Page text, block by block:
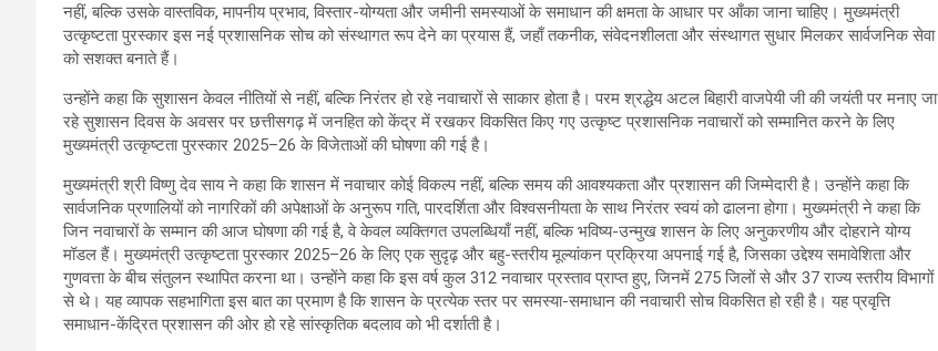
नहीं, बल्कि उसके वास्तविक, मापनीय प्रभाव, विस्तार-योग्यता और जमीनी समस्याओं के समाधान की क्षमता के आधार पर आँका जाना चाहिए। मुख्यमंत्री
उत्कृष्टता पुरस्कार इस नई प्रशासनिक सोच को संस्थागत रूप देने का प्रयास हैं, जहाँ तकनीक, संवेदनशीलता और संस्थागत सुधार मिलकर सार्वजनिक सेवा
को सशक्त बनाते हैं।
उन्होंने कहा कि सुशासन केवल नीतियों से नहीं, बल्कि निरंतर हो रहे नवाचारों से साकार होता है। परम श्रद्धेय अटल बिहारी वाजपेयी जी की जयंती पर मनाए जा
रहे सुशासन दिवस के अवसर पर छत्तीसगढ़ में जनहित को केंद्र में रखकर विकसित किए गए उत्कृष्ट प्रशासनिक नवाचारों को सम्मानित करने के लिए
मुख्यमंत्री उत्कृष्टता पुरस्कार 2025–26 के विजेताओं की घोषणा की गई है।
मुख्यमंत्री श्री विष्णु देव साय ने कहा कि शासन में नवाचार कोई विकल्प नहीं, बल्कि समय की आवश्यकता और प्रशासन की जिम्मेदारी है। उन्होंने कहा कि
सार्वजनिक प्रणालियों को नागरिकों की अपेक्षाओं के अनुरूप गति, पारदर्शिता और विश्वसनीयता के साथ निरंतर स्वयं को ढालना होगा। मुख्यमंत्री ने कहा कि
जिन नवाचारों के सम्मान की आज घोषणा की गई है, वे केवल व्यक्तिगत उपलब्धियाँ नहीं, बल्कि भविष्य-उन्मुख शासन के लिए अनुकरणीय और दोहराने योग्य
मॉडल हैं। मुख्यमंत्री उत्कृष्टता पुरस्कार 2025–26 के लिए एक सुदृढ़ और बहु-स्तरीय मूल्यांकन प्रक्रिया अपनाई गई है, जिसका उद्देश्य समावेशिता और
गुणवत्ता के बीच संतुलन स्थापित करना था। उन्होंने कहा कि इस वर्ष कुल 312 नवाचार प्रस्ताव प्राप्त हुए, जिनमें 275 जिलों से और 37 राज्य स्तरीय विभागों
से थे। यह व्यापक सहभागिता इस बात का प्रमाण है कि शासन के प्रत्येक स्तर पर समस्या-समाधान की नवाचारी सोच विकसित हो रही है। यह प्रवृत्ति
समाधान-केंद्रित प्रशासन की ओर हो रहे सांस्कृतिक बदलाव को भी दर्शाती है।